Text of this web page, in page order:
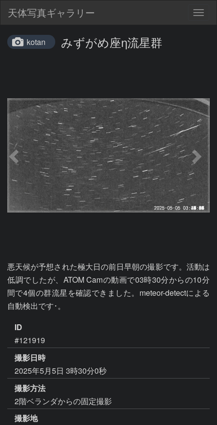
天体写真ギャラリー
kotan みずがめ座η流星群
悪天候が予想された極大日の前日早朝の撮影です。活動は
低調でしたが、ATOM Camの動画で03時30分からの10分
間で4個の群流星を確認できました。meteor-detectによる
自動検出です･。
ID
#121919
撮影日時
2025年5月5日 3時30分0秒
撮影方法
2階ベランダからの固定撮影
撮影地